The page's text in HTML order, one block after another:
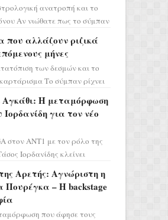
ανατροπή και το
Αν νιώθατε πως το σύμπαν
α...
που αλλάζουν ριζικά
μήνες
των δεσμών και το
Το σύμπαν ρίχνει
οι σελην...
Αγκάθι: Η μεταμόρφωση
για τον νέο
στον ΑΝΤ1 με τον ρόλο της
Ιορδανίδης κλείνει
Νύχτα Μόνο» ...
Αρετής: Αγνώριστη η
– H backstage
που άφησε τους